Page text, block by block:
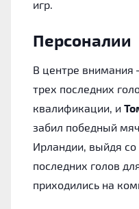
игр.
Персоналии
В центре внимания
трех последних
квалификации, и
забил победный
Ирландии, выйдя со
последних голов
приходились на